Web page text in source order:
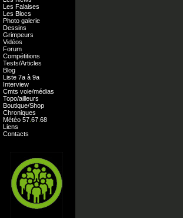
Les Falaises
Les Blocs
Photo galerie
Dessins
Grimpeurs
Vidéos
Forum
Compétitions
Tests/Articles
Blog
Liste 7a à 9a
Interview
Cmts voie/médias
Topo/ailleurs
Boutique/Shop
Chroniques
Météo 57 67 68
Liens
Contacts